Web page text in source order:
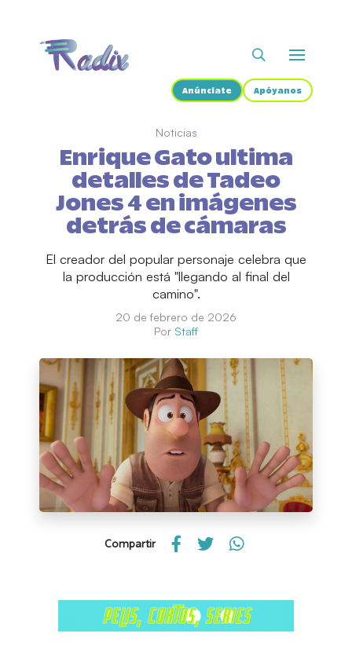
Anúnciate Apóyanos
Noticias
Enrique Gato ultima
detalles de Tadeo
Jones 4 en imágenes
detrás de cámaras
El creador del popular personaje celebra que
la producción está "llegando al final del
camino".
20 de febrero de 2026
Por Staff
Compartir